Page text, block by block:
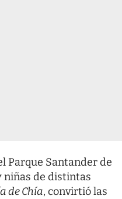
Parque Santander de
niñas de distintas
de Chía, convirtió las